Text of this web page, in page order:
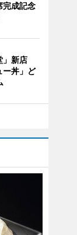
完成記念
」新店
ー丼」ど